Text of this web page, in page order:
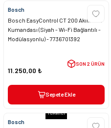
Bosch
Bosch EasyControl CT 200 Akıllı Oda
Kumandası (Siyah - Wi-Fi Bağlantılı -
Modülasyonlu) - 7736701392
11.250,00 ₺
SON 2 ÜRÜN
Sepete Ekle
Tükendi
Bosch